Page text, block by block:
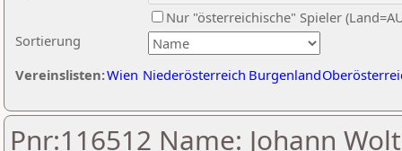
Sortierung
Nur "österreichische" Spieler
Vereinslisten:Wien Niederösterreich Burgenland
Pnr:116512 Name: Johann